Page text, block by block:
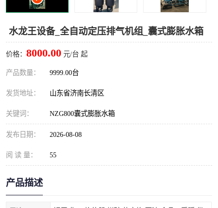
水龙王设备_全自动定压排气机组_囊式膨胀水箱
价格： 8000.00 元/台 起
产品数量： 9999.00台
发货地址： 山东省济南长清区
关键词： NZG800囊式膨胀水箱
发布日期： 2026-08-08
阅 读 量： 55
产品描述